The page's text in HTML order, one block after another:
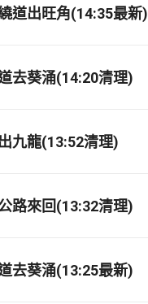
道出旺角(14:35最新)
去葵涌(14:20清理)
九龍(13:52清理)
路來回(13:32清理)
去葵涌(13:25最新)